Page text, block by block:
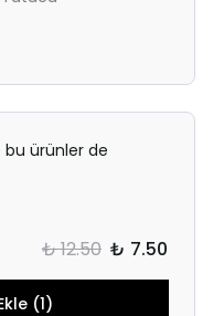
bu ürünler de
₺ 12.50 ₺ 7.50
(1)